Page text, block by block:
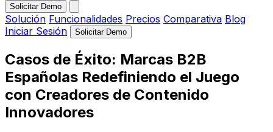
Solicitar Demo
Solución Funcionalidades Precios Comparativa Blog
Iniciar Sesión
Solicitar Demo
Casos de Éxito: Marcas B2B
Españolas Redefiniendo el Juego
con Creadores de Contenido
Innovadores